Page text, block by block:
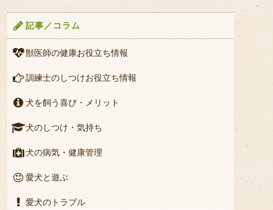
記事／コラム
獣医師の健康お役立ち情報
訓練士のしつけお役立ち情報
犬を飼う喜び・メリット
犬のしつけ・気持ち
犬の病気・健康管理
愛犬と遊ぶ
愛犬のトラブル